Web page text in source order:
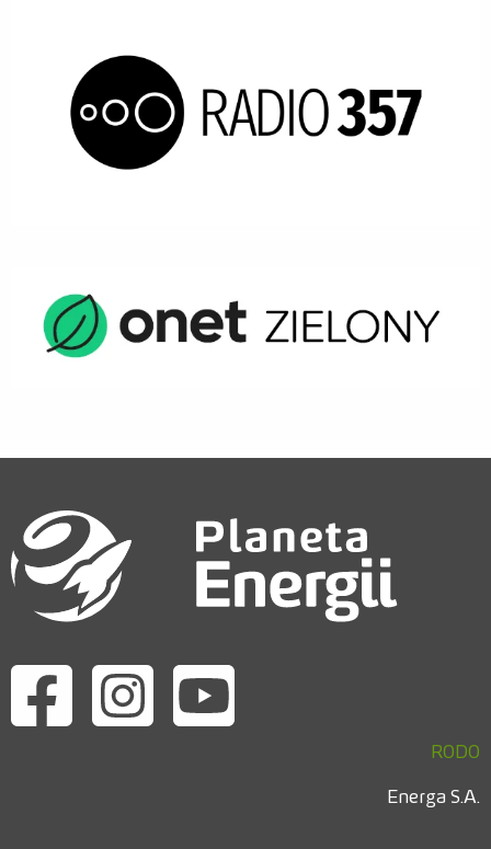
Odwiedź nas na facebook
Odwiedź nas na instagram
Odwiedź nas na youtube
RODO
Energa S.A.